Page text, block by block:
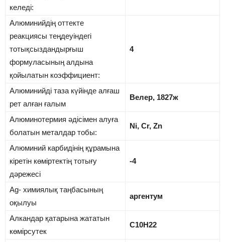
келеді:
Алюминийдің оттекте
реакциясы теңдеуіндегі
тотықсыздандырғыш
формуласының алдына
қойылатын коэффициент:
4
Алюминийді таза күйінде алғаш
рет алған ғалым
Велер, 1827ж
Алюминотермия әдісімен алуға
болатын металдар тобы:
Ni, Cr, Zn
Алюминий карбидінің құрамына
кіретін көміртектің тотығу
дәрежесі
-4
Аg- химиялық таңбасының
оқылуы
аргентум
Алкандар қатарына жататын
көмірсутек
С10Н22